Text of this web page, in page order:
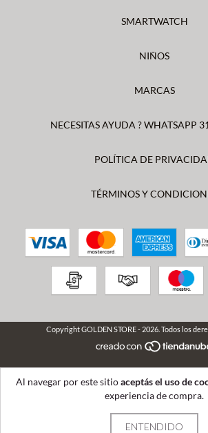
Al navegar por este sitioaceptás el uso de
experiencia de compra.
ENTENDIDO
SMARTWATCH
NIÑOS
MARCAS
NECESITAS AYUDA ? WHATSAPP
POLÍTICA DE
TÉRMINOS Y
Copyright GOLDEN STORE - 2026. Todos los